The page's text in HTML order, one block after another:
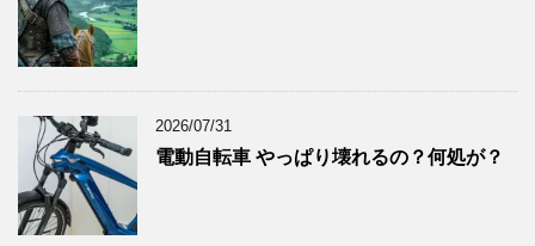
2025年4月
2025年3月
2025年1月(8)
2024年12月(8)
2024年11月
2024年10月
2026/07/31
電動自転車 やっぱり壊れるの？何処が？